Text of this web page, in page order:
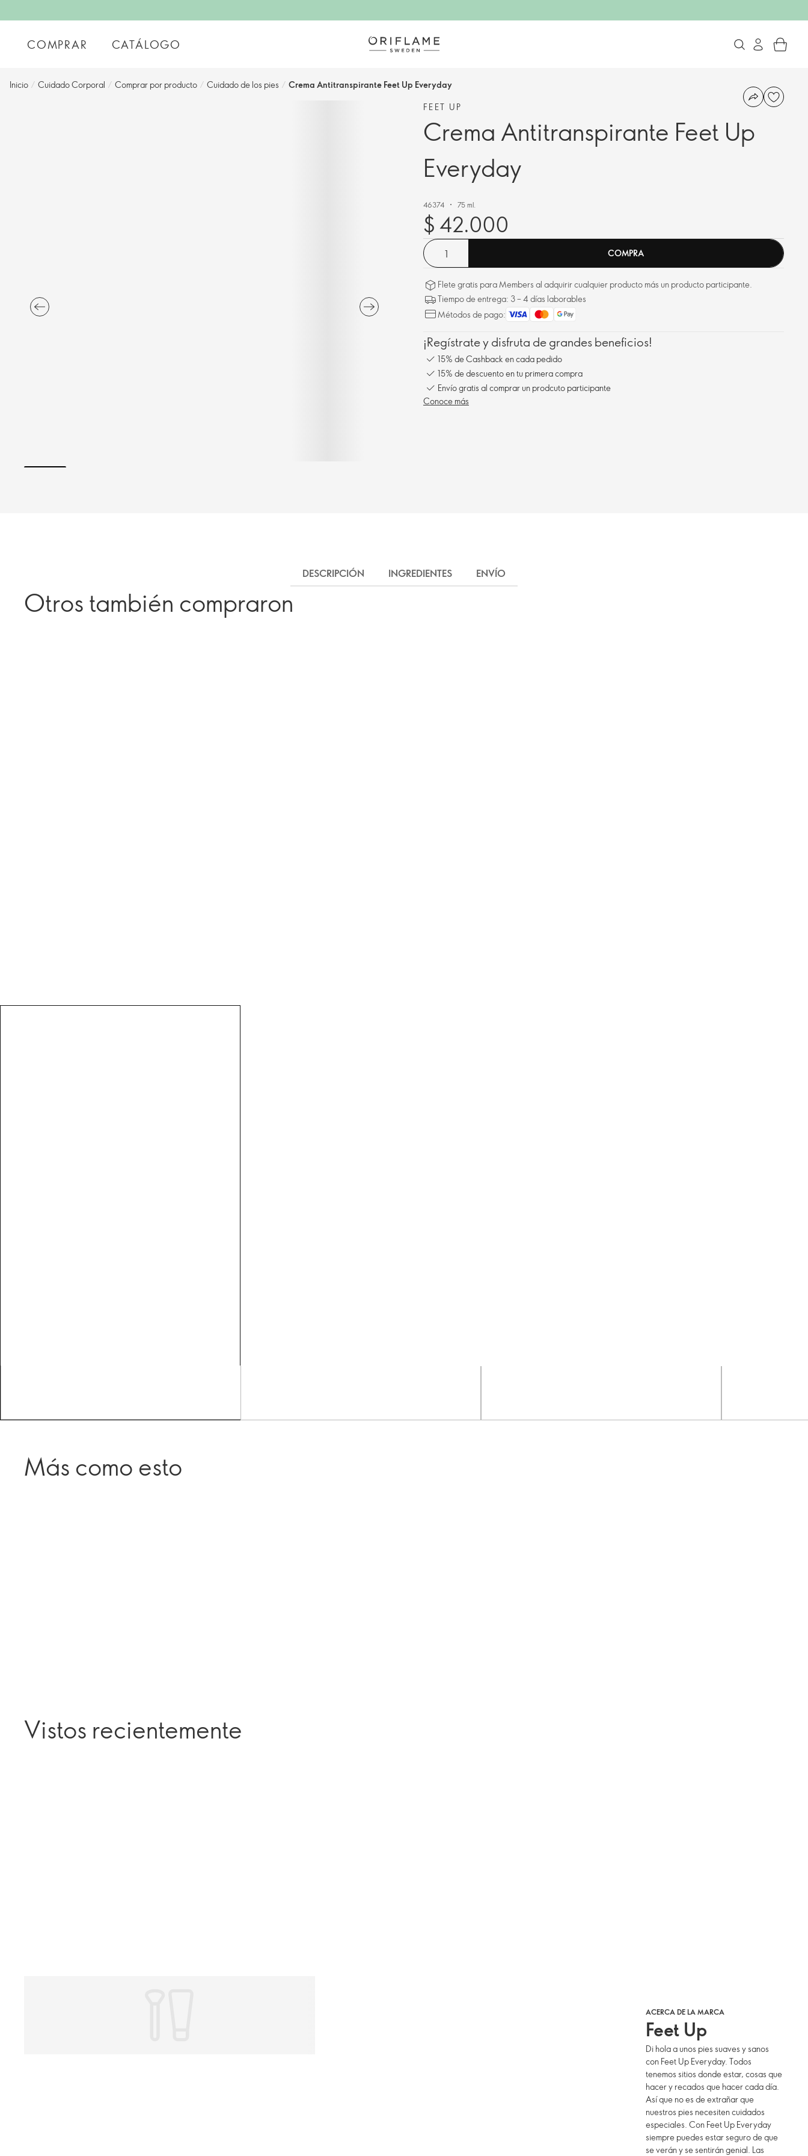
COMPRAR CATÁLOGO
Inicio / Cuidado Corporal / Comprar por producto / Cuidado de los pies / Crema Antitranspirante Feet Up Everyday
FEET UP
Crema Antitranspirante Feet Up
Everyday
46374 75 ml.
$ 42.000
COMPRA
Flete gratis para Members al adquirir cualquier producto más un producto participante.
Tiempo de entrega: 3 – 4 días laborables
Métodos de pago:
¡Regístrate y disfruta de grandes beneficios!
15% de Cashback en cada pedido
15% de descuento en tu primera compra
Envío gratis al comprar un prodcuto participante
Conoce más
DESCRIPCIÓN INGREDIENTES ENVÍO
Otros también compraron
Más como esto
Vistos recientemente
ACERCA DE LA MARCA
Feet Up
Di hola a unos pies suaves y sanos
con Feet Up Everyday. Todos
tenemos sitios donde estar, cosas que
hacer y recados que hacer cada día.
Así que no es de extrañar que
nuestros pies necesiten cuidados
especiales. Con Feet Up Everyday
siempre puedes estar seguro de que
se verán y se sentirán genial. Las